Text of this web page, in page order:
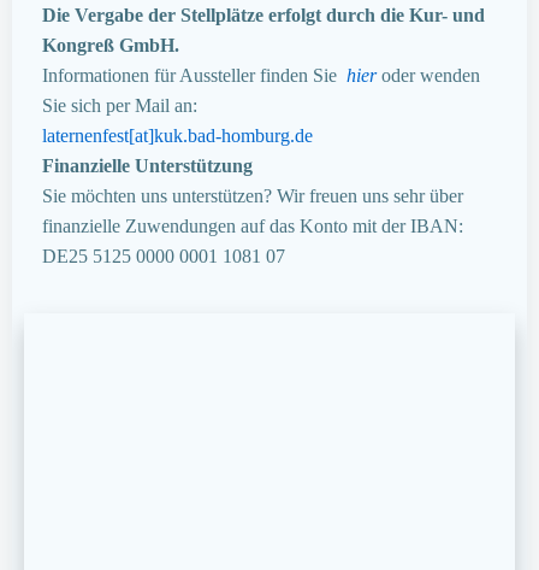
Die Vergabe der Stellplätze erfolgt durch die Kur- und
Kongreß GmbH.
Informationen für Aussteller finden Sie hieroder wenden
Sie sich per Mail an:
laternenfest[at]kuk.bad-homburg.de
Finanzielle Unterstützung
Sie möchten uns unterstützen? Wir freuen uns sehr über
finanzielle Zuwendungen auf das Konto mit der IBAN:
DE25 5125 0000 0001 1081 07